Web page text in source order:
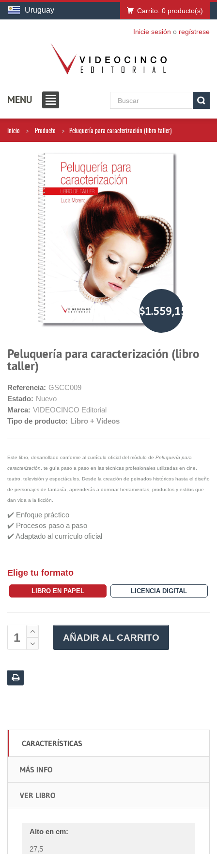
Uruguay Carrito: 0 producto(s)
Inicie sesión o regístrese
MENU
Inicio Producto Peluquería para caracterización (libro taller)
$1.559,15
Peluquería para caracterización (libro
taller)
Referencia: GSCC009
Estado: Nuevo
Marca: VIDEOCINCO Editorial
Tipo de producto: Libro + Vídeos
Este libro, desarrollado conforme al currículo oficial del módulo de Peluquería para
caracterización, te guía paso a paso en las técnicas profesionales utilizadas en cine,
teatro, televisión y espectáculos. Desde la creación de peinados históricos hasta el diseño
de personajes de fantasía, aprenderás a dominar herramientas, productos y estilos que
dan vida a la ficción.
✔️ Enfoque práctico
✔️ Procesos paso a paso
✔️ Adaptado al currículo oficial
Elige tu formato
LIBRO EN PAPEL LICENCIA DIGITAL
AÑADIR AL CARRITO
CARACTERÍSTICAS
MÁS INFO
VER LIBRO
Alto en cm:
27,5